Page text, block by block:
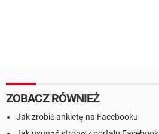
ZOBACZ RÓWNIEŻ
Jak zrobić ankietę na Facebooku